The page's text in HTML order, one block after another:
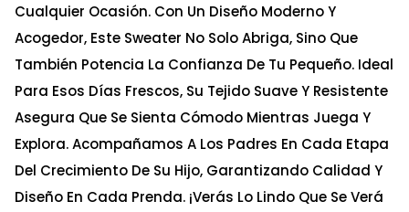
Cualquier Ocasión. Con Un Diseño Moderno Y
Acogedor, Este Sweater No Solo Abriga, Sino Que
También Potencia La Confianza De Tu Pequeño. Ideal
Para Esos Días Frescos, Su Tejido Suave Y Resistente
Asegura Que Se Sienta Cómodo Mientras Juega Y
Explora. Acompañamos A Los Padres En Cada Etapa
Del Crecimiento De Su Hijo, Garantizando Calidad Y
Diseño En Cada Prenda. ¡Verás Lo Lindo Que Se Verá